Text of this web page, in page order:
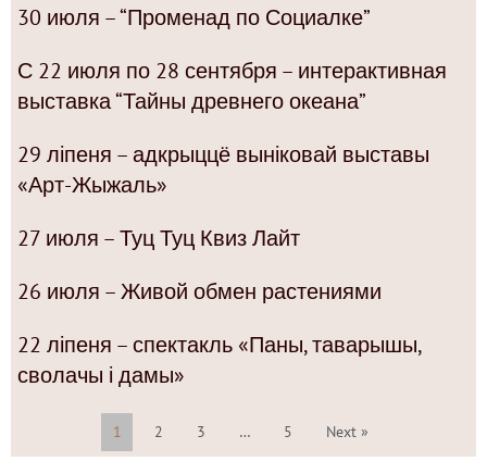
30 июля – “Променад по Социалке”
С 22 июля по 28 сентября – интерактивная
выставка “Тайны древнего океана”
29 ліпеня – адкрыццё выніковай выставы
«Арт-Жыжаль»
27 июля – Туц Туц Квиз Лайт
26 июля – Живой обмен растениями
22 ліпеня – спектакль «Паны, таварышы,
сволачы і дамы»
1 2 3 … 5 Next »